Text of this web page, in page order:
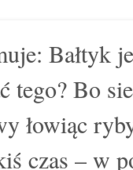
Bałtyk
Bo
łowiąc
czas – w